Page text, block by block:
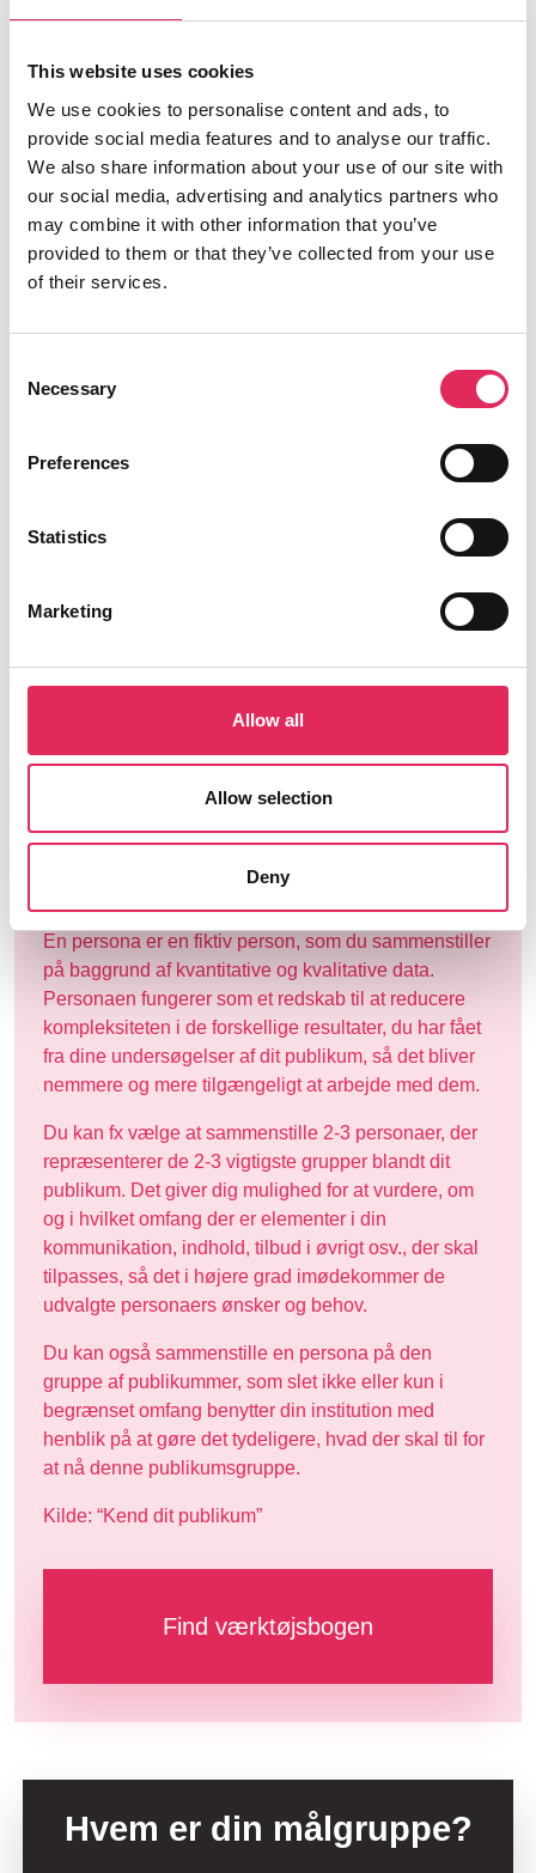
This website uses cookies
We use cookies to personalise content and ads, to
provide social media features and to analyse our traffic.
We also share information about your use of our site with
our social media, advertising and analytics partners who
may combine it with other information that you’ve
provided to them or that they’ve collected from your use
of their services.
Selection
Necessary
Preferences
Statistics
Marketing
Allow all
Allow selection
Deny
sammenstiller den med det eksisterende, så arbejdet hele
tiden tager afsæt i målgruppen og bygger på empiri frem for
antagelser.”
De har især været glade for personaværktøjet, selvom
øvelsen har sine faldgruber:
Målgruppen ‘unge’ er bred og mangfoldig – både hvad
forskel på at være 14 eller 19, og unge i ARKENs
nærområde adskiller sig også i forhold til kulturelt ophav.
Personaøvelsen indebærer en risiko for at reproducere
og italesætte fordomme. For os er personaerne blevet et
redskab til at få et mere nuanceret og datainformeret
Læs mere om projektet Third Space her
Hvad er personaøvelsen?
En persona er en fiktiv person, som du sammenstiller
på baggrund af kvantitative og kvalitative data.
Personaen fungerer som et redskab til at reducere
kompleksiteten i de forskellige resultater, du har fået
fra dine undersøgelser af dit publikum, så det bliver
nemmere og mere tilgængeligt at arbejde med dem.
Du kan fx vælge at sammenstille 2-3 personaer, der
repræsenterer de 2-3 vigtigste grupper blandt dit
publikum. Det giver dig mulighed for at vurdere, om
og i hvilket omfang der er elementer i din
kommunikation, indhold, tilbud i øvrigt osv., der skal
tilpasses, så det i højere grad imødekommer de
udvalgte personaers ønsker og behov.
Du kan også sammenstille en persona på den
gruppe af publikummer, som slet ikke eller kun i
begrænset omfang benytter din institution med
henblik på at gøre det tydeligere, hvad der skal til for
at nå denne publikumsgruppe.
Kilde: “Kend dit publikum”
Find værktøjsbogen
Hvem er din målgruppe?